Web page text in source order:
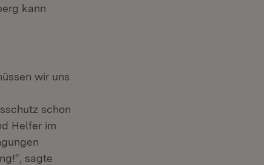
kann
wir uns
schon
Helfer im
sagte